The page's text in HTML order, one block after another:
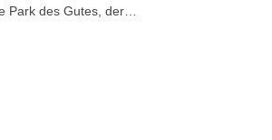
Park des Gutes, der…